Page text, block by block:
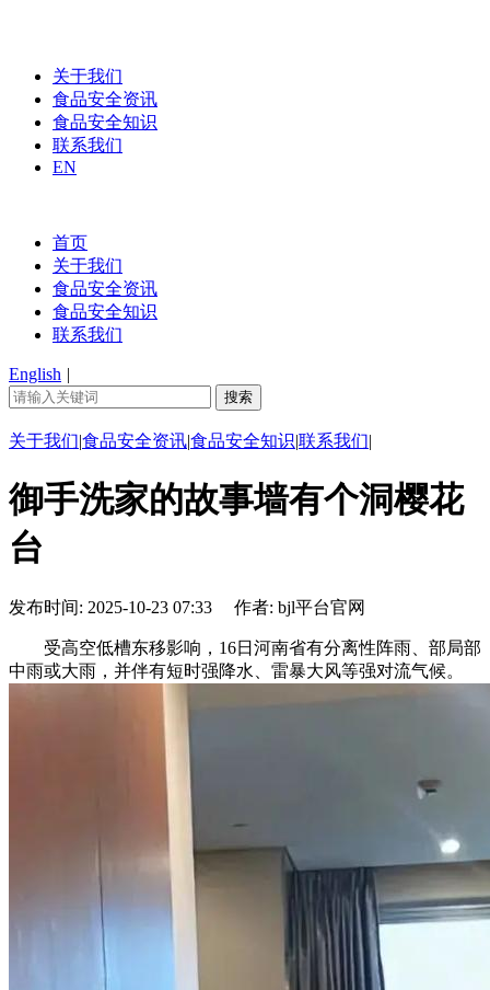
关于我们
食品安全资讯
食品安全知识
联系我们
EN
首页
关于我们
食品安全资讯
食品安全知识
联系我们
English |
关于我们|食品安全资讯|食品安全知识|联系我们|
御手洗家的故事墙有个洞樱花
台
发布时间: 2025-10-23 07:33 作者: bjl平台官网
受高空低槽东移影响，16日河南省有分离性阵雨、部局部
中雨或大雨，并伴有短时强降水、雷暴大风等强对流气候。